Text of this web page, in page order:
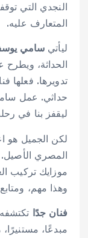
النجدي التي
المتعارف عليه.
ليأتي سامي
الحداثة، ويطرح
تدويرها. فعلها
حداثي. عمل
ليقفز بنا في
لكن الجميل هو
المصري
موزايك تركيب
وهذا مهم،
فنان جدًا
مبدعًا،